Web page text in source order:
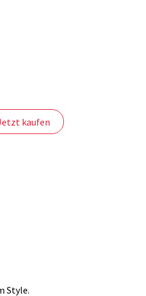
kaufen
Style.